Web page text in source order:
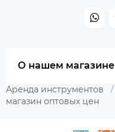
О нашем магазине
Аренда инструментов /
магазин оптовых цен